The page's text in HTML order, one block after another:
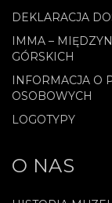
DEKLARACJA
IMMA –
GÓRSKICH
INFORMACJA O
OSOBOWYCH
LOGOTYPY
O NAS